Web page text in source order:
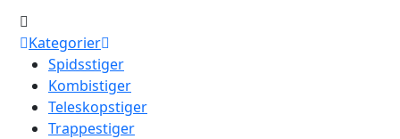
Kategorier
Spidsstiger
Kombistiger
Teleskopstiger
Trappestiger